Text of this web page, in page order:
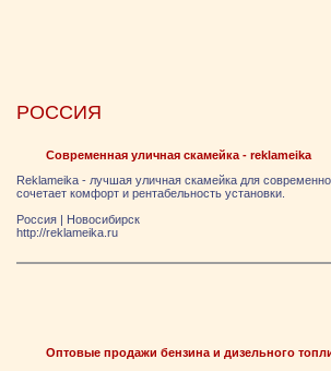
РОССИЯ
Современная уличная скамейка - reklameika
Reklameika - лучшая уличная скамейка для
сочетает комфорт и рентабельность установки.
Россия | Новосибирск
http://reklameika.ru
Оптовые продажи бензина и дизельного